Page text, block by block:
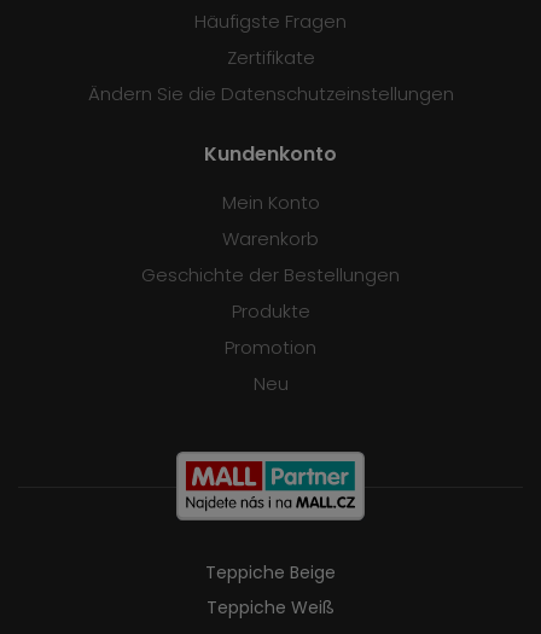
Häufigste Fragen
Zertifikate
Ändern Sie die Datenschutzeinstellungen
Kundenkonto
Mein Konto
Warenkorb
Geschichte der Bestellungen
Produkte
Promotion
Neu
Teppiche Beige
Teppiche Weiß